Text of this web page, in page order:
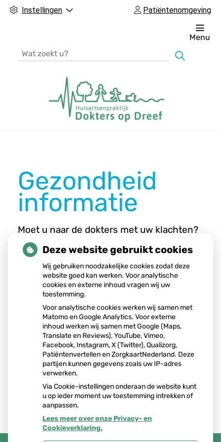
Instellingen Patiëntenomgeving
d
m
e
u
Menu
Gezondheid
informatie
Moet u naar de dokters met uw klachten?
Wat kan de oorzaak van de klachten zijn?
Wat kan u zelf doen? Meer betrouwbare
informatie over dit soort vragen vindt u
www.thuisarts.nl
.
Wil u meer weten over hoe de zorg in
Nederland werkt?
www.pharos.nl/kennisbank/infographic-
eerstelijnszorg
vindt u in verschillende
talen informatie over de zorg in
Nederland.
Deze website gebruikt cookies
Wij gebruiken noodzakelijke cookies zodat deze
website goed kan werken. Voor analytische
cookies en externe inhoud vragen wij uw
toestemming.
Voor analytische cookies werken wij samen met
Matomo en Google Analytics. Voor externe
inhoud werken wij samen met Google (Maps,
Translate en Reviews), YouTube, Vimeo,
Facebook, Instagram, X (Twitter), Qualizorg,
Patiëntenvertellen en ZorgkaartNederland. Deze
partijen kunnen gegevens zoals uw IP-adres
verwerken.
Via Cookie-instellingen onderaan de website kunt
u op ieder moment uw toestemming intrekken of
aanpassen.
Lees meer over onze Privacy- en
Cookieverklaring.